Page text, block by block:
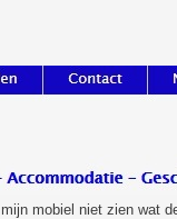
mobiel niet zien wat